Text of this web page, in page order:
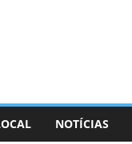
NOTÍCIAS